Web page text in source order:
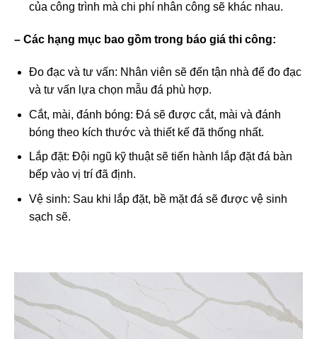
của công trình mà chi phí nhân công sẽ khác nhau.
– Các hạng mục bao gồm trong báo giá thi công:
Đo đạc và tư vấn: Nhân viên sẽ đến tận nhà để đo đạc
và tư vấn lựa chọn mẫu đá phù hợp.
Cắt, mài, đánh bóng: Đá sẽ được cắt, mài và đánh
bóng theo kích thước và thiết kế đã thống nhất.
Lắp đặt: Đội ngũ kỹ thuật sẽ tiến hành lắp đặt đá bàn
bếp vào vị trí đã định.
Vệ sinh: Sau khi lắp đặt, bề mặt đá sẽ được vệ sinh
sạch sẽ.